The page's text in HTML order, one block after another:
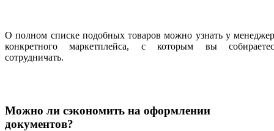
О полном списке подобных товаров можно узнать у
конкретного маркетплейса, с которым вы
сотрудничать.
Можно ли сэкономить на оформлении
документов?